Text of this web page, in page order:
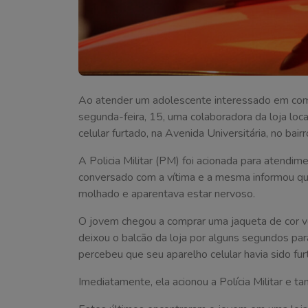
Ao atender um adolescente interessado em
segunda-feira, 15, uma colaboradora da loja
celular furtado, na Avenida Universitária, no
A Policia Militar (PM) foi acionada para
conversado com a vítima e a mesma informou
molhado e aparentava estar nervoso.
O jovem chegou a comprar uma jaqueta de cor
deixou o balcão da loja por alguns segundos
percebeu que seu aparelho celular havia sido
Imediatamente, ela acionou a Polícia Militar e